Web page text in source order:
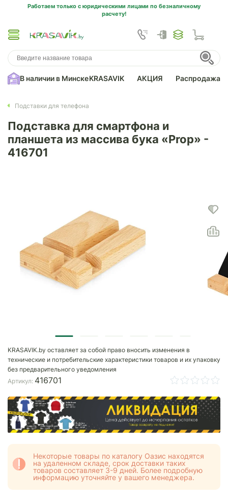
Работаем только с юридическими лицами по безналичному
расчету!
В наличии в МинскеKRASAVIK АКЦИЯ Распродажа
Подставки для телефона
Подставка для смартфона и
планшета из массива бука «Prop» -
416701
KRASAVIK.by оставляет за собой право вносить изменения в
технические и потребительские характеристики товаров и их упаковку
без предварительного уведомления
Артикул: 416701
Некоторые товары по каталогу Оазис находятся
на удаленном складе, срок доставки таких
товаров составляет 3-9 дней. Более подробную
информацию уточняйте у вашего менеджера.